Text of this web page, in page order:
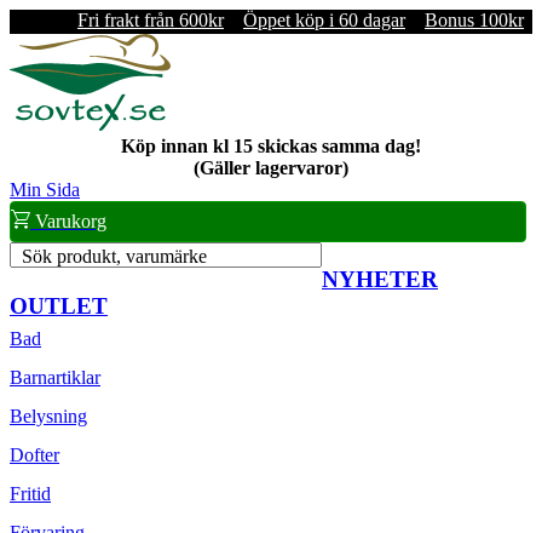
Fri frakt från 600kr Öppet köp i 60 dagar Bonus 100kr
Köp innan kl 15 skickas samma dag!
(Gäller lagervaror)
Min Sida
Varukorg
Sök produkt, varumärke
NYHETER
OUTLET
Bad
Barnartiklar
Belysning
Dofter
Fritid